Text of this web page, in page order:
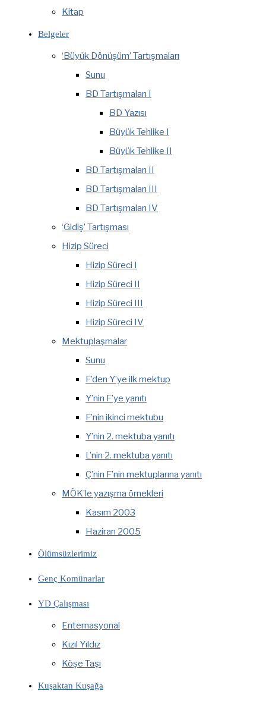
Kitap
Belgeler
‘Büyük Dönüşüm’ Tartışmaları
Sunu
BD Tartışmaları I
BD Yazısı
Büyük Tehlike I
Büyük Tehlike II
BD Tartışmaları II
BD Tartışmaları III
BD Tartışmaları IV
‘Gidiş’ Tartışması
Hizip Süreci
Hizip Süreci I
Hizip Süreci II
Hizip Süreci III
Hizip Süreci IV
Mektuplaşmalar
Sunu
F’den Y’ye ilk mektup
Y’nin F’ye yanıtı
F’nin ikinci mektubu
Y’nin 2. mektuba yanıtı
L’nin 2. mektuba yanıtı
Ç’nin F’nin mektuplarına yanıtı
MÖK’le yazışma örnekleri
Kasım 2003
Haziran 2005
Ölümsüzlerimiz
Genç Komünarlar
YD Çalışması
Enternasyonal
Kızıl Yıldız
Köşe Taşı
Kuşaktan Kuşağa